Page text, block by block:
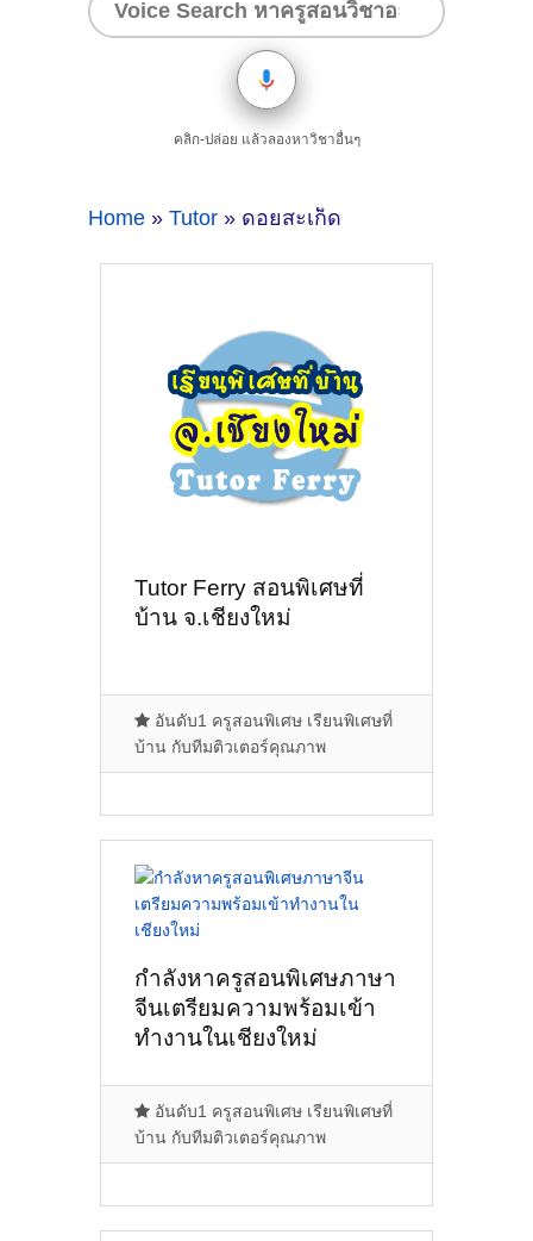
คลิก-ปล่อย แล้วลองหาวิชาอื่นๆ
Home » Tutor » ดอยสะเก็ด
Tutor Ferry สอนพิเศษที่
บ้าน จ.เชียงใหม่
อันดับ1 ครูสอนพิเศษ เรียนพิเศษที่
บ้าน กับทีมติวเตอร์คุณภาพ
กำลังหาครูสอนพิเศษภาษา
จีนเตรียมความพร้อมเข้า
ทำงานในเชียงใหม่
อันดับ1 ครูสอนพิเศษ เรียนพิเศษที่
บ้าน กับทีมติวเตอร์คุณภาพ